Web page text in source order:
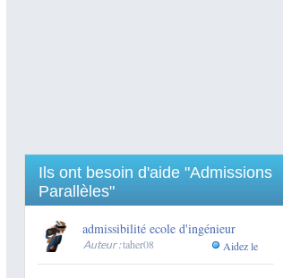
Ils ont besoin d'aide "Admissions
Parallèles"
admissibilité ecole d'ingénieur
Auteur :taher08 Aidez le